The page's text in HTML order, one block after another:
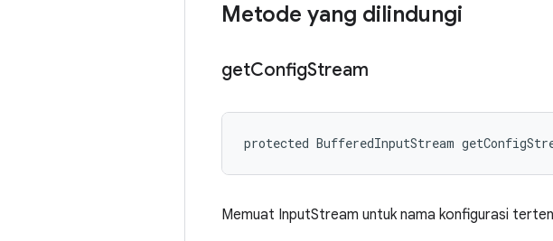
Metode yang dilindungi
getConfigStream
protected BufferedInputStream
Memuat InputStream untuk nama konfigurasi